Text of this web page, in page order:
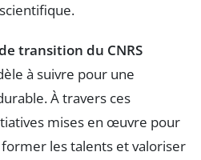
transition du CNRS
à suivre pour une
À travers ces
mises en œuvre pour
les talents et valoriser